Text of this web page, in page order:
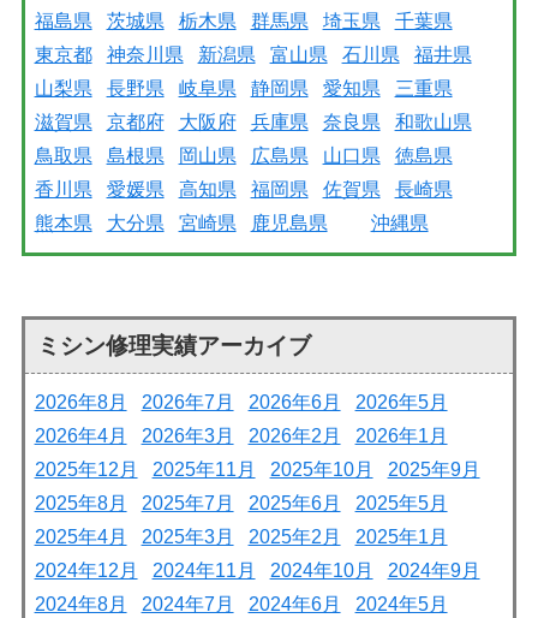
福島県
茨城県 栃木県 群馬県 埼玉県
千葉県
東京都
神奈川県 新潟県 富山県 石川県
福井県
山梨県
長野県 岐阜県 静岡県 愛知県
三重県
滋賀県
京都府 大阪府 兵庫県 奈良県
和歌山県
鳥取県
島根県 岡山県 広島県 山口県
徳島県
香川県
愛媛県 高知県 福岡県 佐賀県
長崎県
熊本県
大分県 宮崎県 鹿児島県 沖縄県
ミシン修理実績アーカイブ
2026年8月 2026年7月 2026年6月
2026年5月
2026年4月
2026年3月 2026年2月
2026年1月
2025年12月
2025年11月 2025年10月
2025年9月
2025年8月
2025年7月 2025年6月
2025年5月
2025年4月
2025年3月 2025年2月
2025年1月
2024年12月
2024年11月 2024年10月
2024年9月
2024年8月
2024年7月 2024年6月
2024年5月